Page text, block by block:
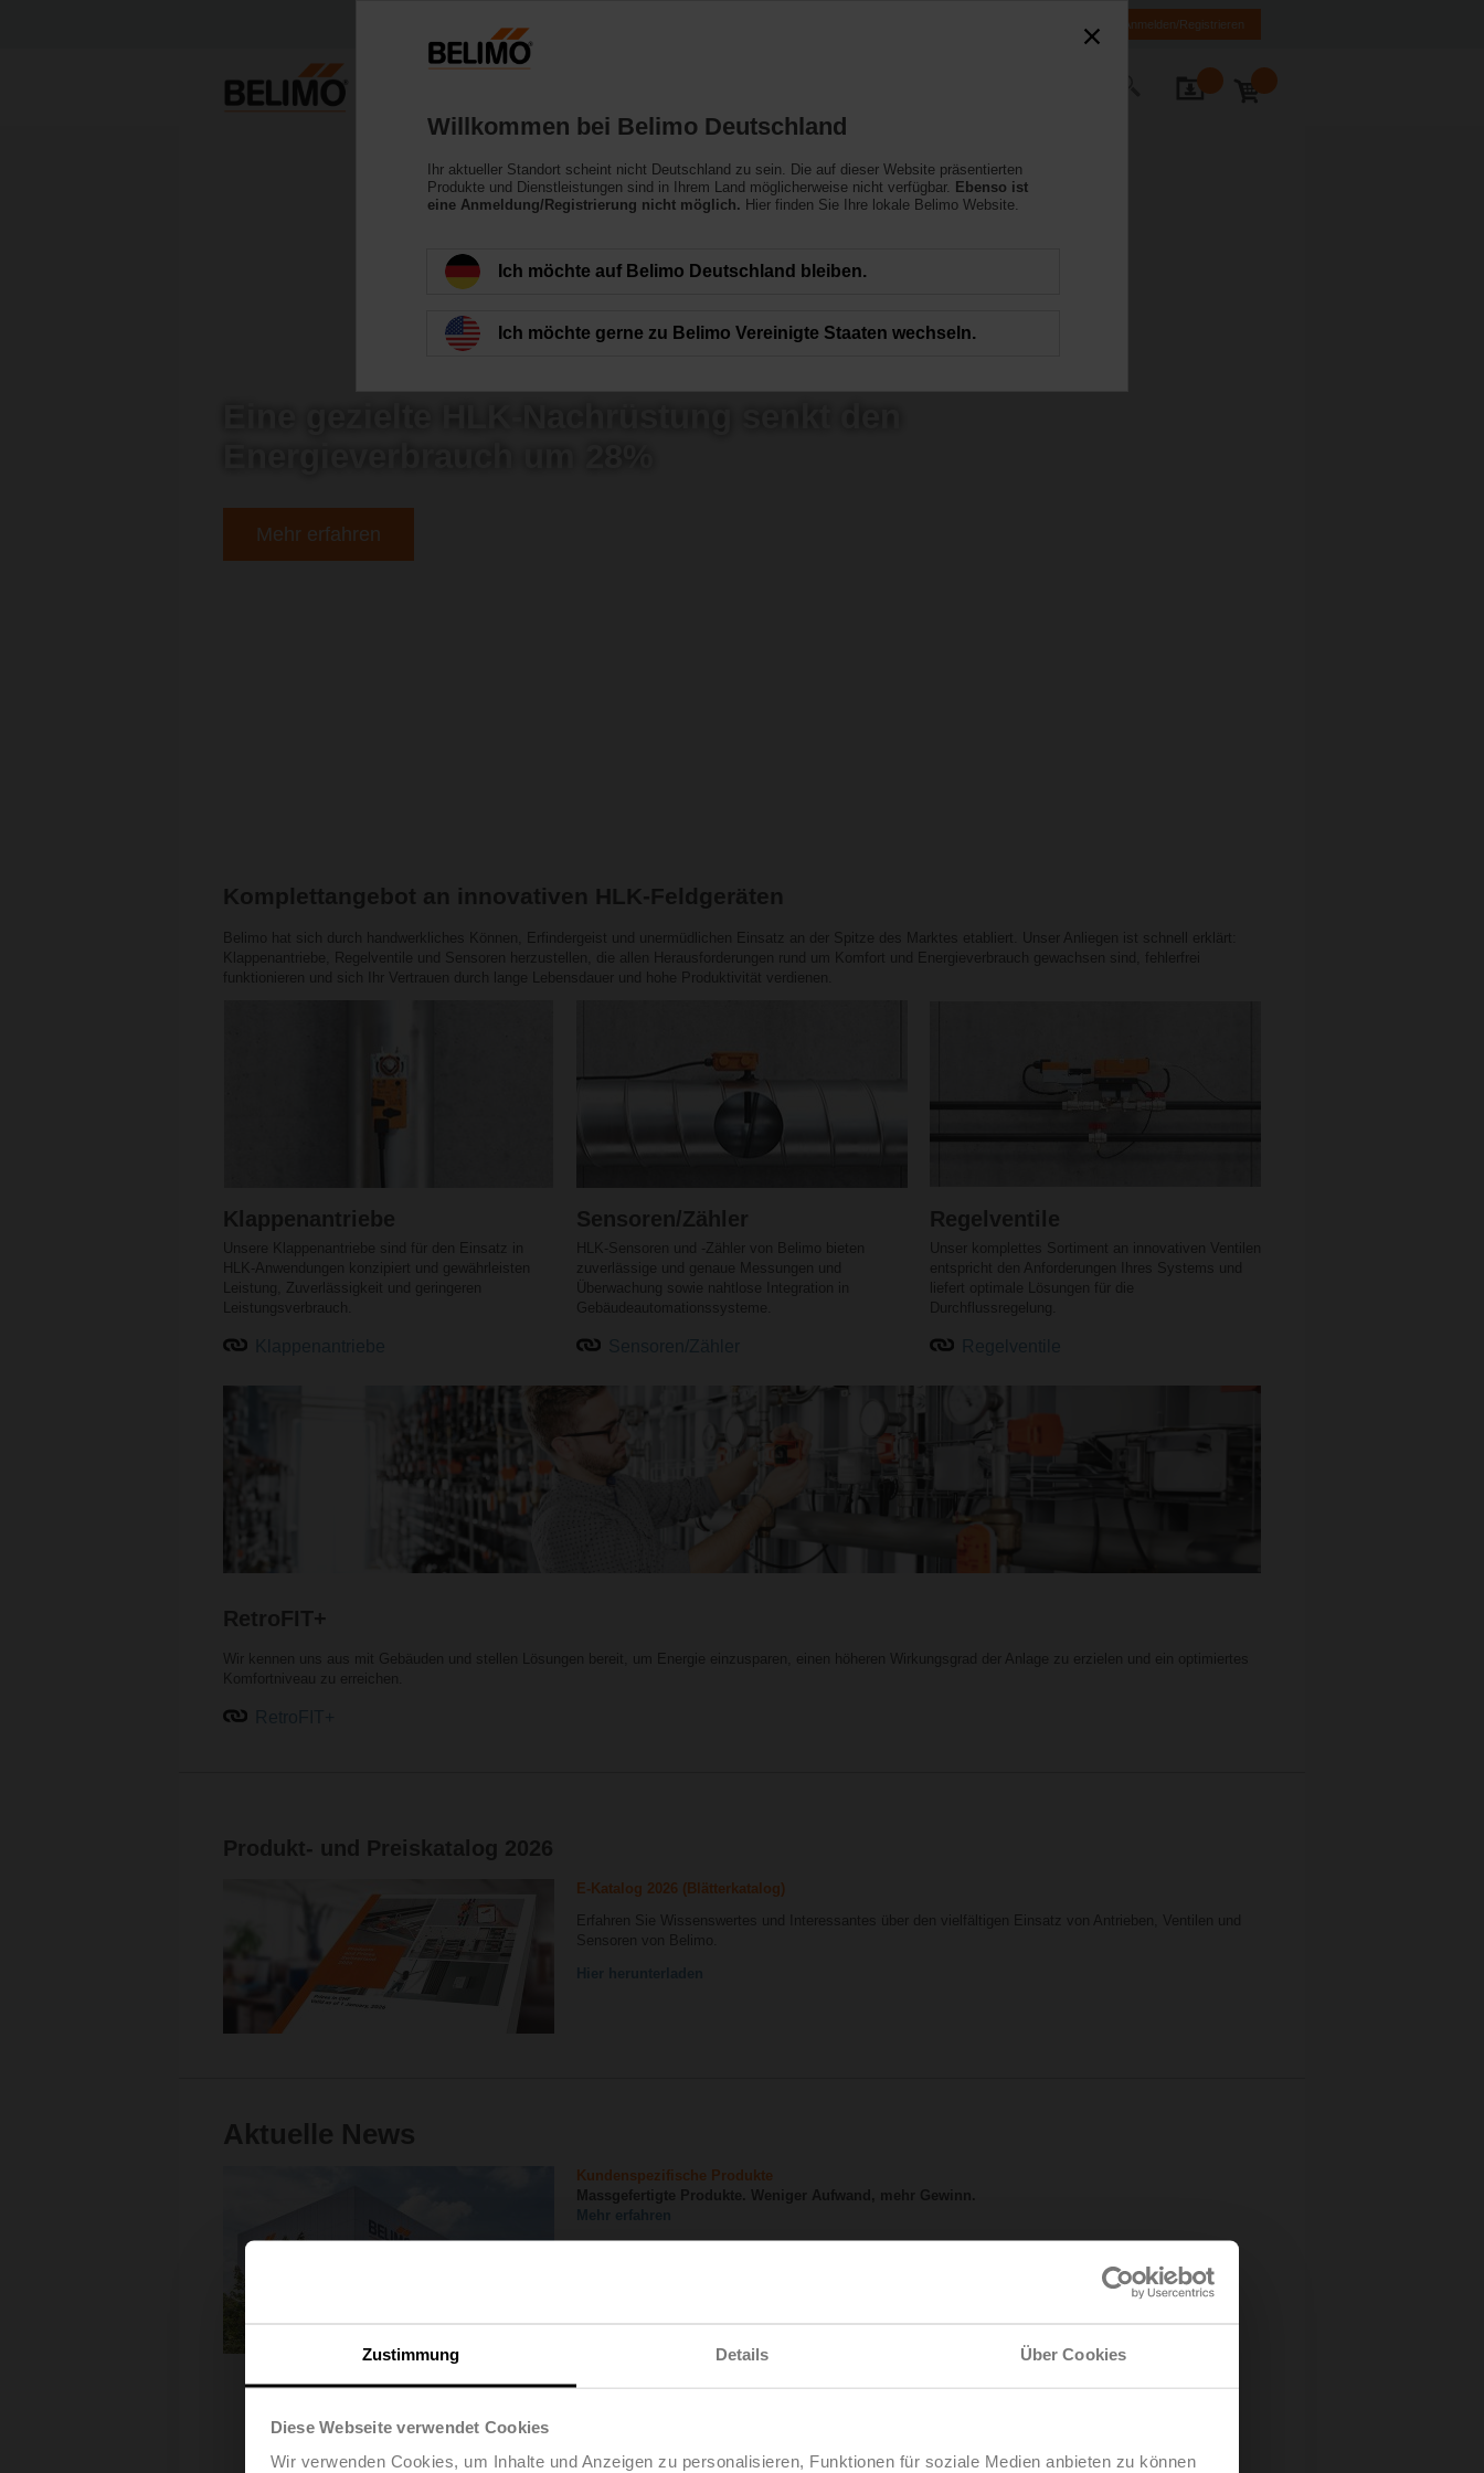
Zustimmung Details Über Cookies
Diese Webseite verwendet Cookies
Wir verwenden Cookies, um Inhalte und Anzeigen zu personalisieren, Funktionen für soziale Medien anbieten zu können
Anmelden/Registrieren
Mehr erfahren
Komplettangebot an innovativen HLK-Feldgeräten
Belimo hat sich durch handwerkliches Können, Erfindergeist und unermüdlichen Einsatz an der Spitze des Marktes etabliert. Unser Anliegen ist schnell erklärt:
Klappenantriebe, Regelventile und Sensoren herzustellen, die allen Herausforderungen rund um Komfort und Energieverbrauch gewachsen sind, fehlerfrei
funktionieren und sich Ihr Vertrauen durch lange Lebensdauer und hohe Produktivität verdienen.
Klappenantriebe
Unsere Klappenantriebe sind für den Einsatz in
HLK-Anwendungen konzipiert und gewährleisten
Leistung, Zuverlässigkeit und geringeren
Leistungsverbrauch.
Sensoren/Zähler
HLK-Sensoren und -Zähler von Belimo bieten
zuverlässige und genaue Messungen und
Überwachung sowie nahtlose Integration in
Gebäudeautomationssysteme.
Regelventile
Unser komplettes Sortiment an innovativen Ventilen
entspricht den Anforderungen Ihres Systems und
liefert optimale Lösungen für die
Durchflussregelung.
RetroFIT+
Wir kennen uns aus mit Gebäuden und stellen Lösungen bereit, um Energie einzusparen, einen höheren Wirkungsgrad der Anlage zu erzielen und ein optimiertes
Komfortniveau zu erreichen.
Produkt- und Preiskatalog 2026
E-Katalog 2026 (Blätterkatalog)
Erfahren Sie Wissenswertes und Interessantes über den vielfältigen Einsatz von Antrieben, Ventilen und
Sensoren von Belimo.
Aktuelle News
Kundenspezifische Produkte
Massgefertigte Produkte. Weniger Aufwand, mehr Gewinn.
51. Generalversammlung der BELIMO Holding AG genehmigt alle Anträge – 24.
Belimo hat Wachstum im Jahr 2025 beschleunigt - 23. Februar 2026
Klimaziele von Belimo von der Science Based Targets initiative (SBTi) validiert -
März 2025
Willkommen bei Belimo Deutschland
Ihr aktueller Standort scheint nicht Deutschland zu sein. Die auf dieser Website präsentierten
Produkte und Dienstleistungen sind in Ihrem Land möglicherweise nicht verfügbar.
Ebenso ist
eine Anmeldung/Registrierung nicht möglich. Hier finden Sie Ihre lokale Belimo Website.
Ich möchte auf Belimo Deutschland bleiben.
Ich möchte gerne zu Belimo Vereinigte Staaten wechseln.